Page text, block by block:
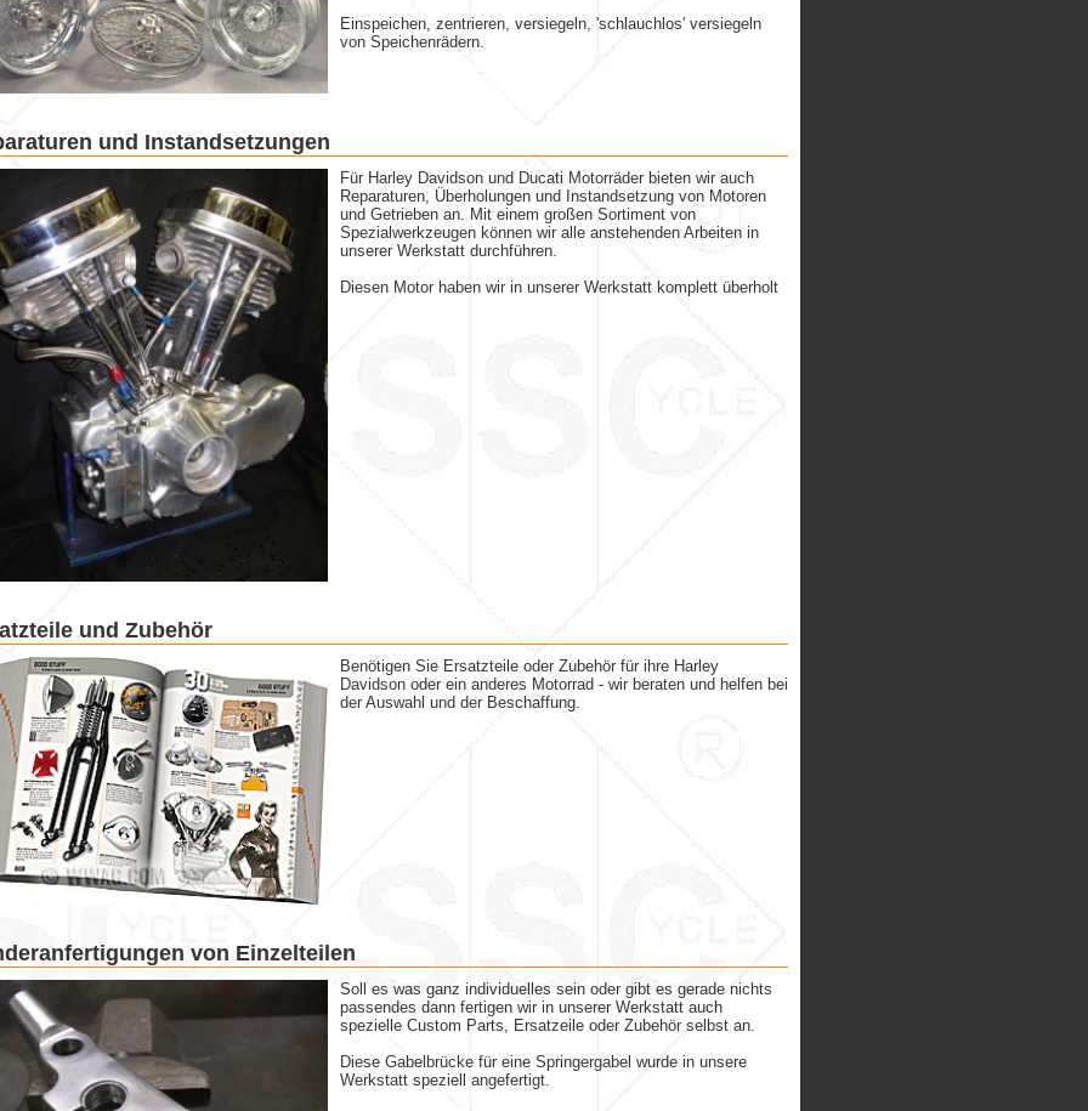
Einspeichen, zentrieren, versiegeln, 'schlauchlos' versiegeln
von Speichenrädern.
und Instandsetzungen
Für Harley Davidson und Ducati Motorräder bieten wir auch
Reparaturen, Überholungen und Instandsetzung von Motoren
und Getrieben an. Mit einem großen Sortiment von
Spezialwerkzeugen können wir alle anstehenden Arbeiten in
unserer Werkstatt durchführen.
Diesen Motor haben wir in unserer Werkstatt komplett überholt
und Zubehör
Benötigen Sie Ersatzteile oder Zubehör für ihre Harley
Davidson oder ein anderes Motorrad - wir beraten und helfen bei
der Auswahl und der Beschaffung.
von Einzelteilen
Soll es was ganz individuelles sein oder gibt es gerade nichts
passendes dann fertigen wir in unserer Werkstatt auch
spezielle Custom Parts, Ersatzeile oder Zubehör selbst an.
Diese Gabelbrücke für eine Springergabel wurde in unsere
Werkstatt speziell angefertigt.